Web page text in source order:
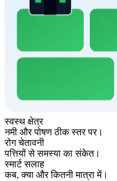
स्वस्थ क्षेत्र
नमी और पोषण ठीक स्तर पर।
रोग चेतावनी
पत्तियों से समस्या का संकेत।
स्मार्ट सलाह
कब, क्या और कितनी मात्रा में।